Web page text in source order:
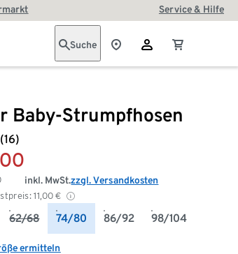
Service & Hilfe
Suche
Baby-Strumpfhosen
(16)
11,00 €
inkl. MwSt.zzgl. Versandkosten
62/68 74/80 86/92 98/104
ermitteln